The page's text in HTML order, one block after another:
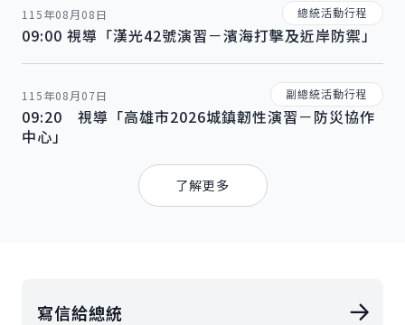
了解更多 每日活動行程
115年08月08日 總統活動行程
09:00 視導「漢光42號演習－濱海打擊及近岸防禦」
115年08月07日 副總統活動行程
09:20 視導「高雄市2026城鎮韌性演習－防災協作
中心」
寫信給總統